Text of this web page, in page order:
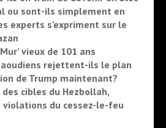
ou sont-ils simplement en
experts s’expriment sur le
vieux de 101 ans
rejettent-ils le plan
de Trump maintenant?
cibles du Hezbollah,
violations du cessez-le-feu